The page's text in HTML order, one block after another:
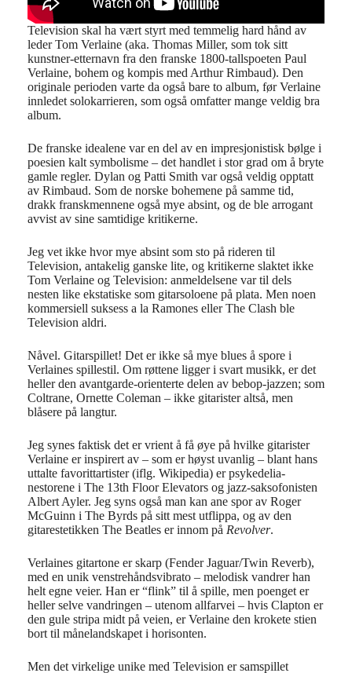
Television skal ha vært styrt med temmelig hard hånd av
leder Tom Verlaine (aka. Thomas Miller, som tok sitt
kunstner-etternavn fra den franske 1800-tallspoeten Paul
Verlaine, bohem og kompis med Arthur Rimbaud). Den
originale perioden varte da også bare to album, før Verlaine
innledet solokarrieren, som også omfatter mange veldig bra
album.
De franske idealene var en del av en impresjonistisk bølge i
poesien kalt symbolisme – det handlet i stor grad om å bryte
gamle regler. Dylan og Patti Smith var også veldig opptatt
av Rimbaud. Som de norske bohemene på samme tid,
drakk franskmennene også mye absint, og de ble arrogant
avvist av sine samtidige kritikerne.
Jeg vet ikke hvor mye absint som sto på rideren til
Television, antakelig ganske lite, og kritikerne slaktet ikke
Tom Verlaine og Television: anmeldelsene var til dels
nesten like ekstatiske som gitarsoloene på plata. Men noen
kommersiell suksess a la Ramones eller The Clash ble
Television aldri.
Nåvel. Gitarspillet! Det er ikke så mye blues å spore i
Verlaines spillestil. Om røttene ligger i svart musikk, er det
heller den avantgarde-orienterte delen av bebop-jazzen; som
Coltrane, Ornette Coleman – ikke gitarister altså, men
blåsere på langtur.
Jeg synes faktisk det er vrient å få øye på hvilke gitarister
Verlaine er inspirert av – som er høyst uvanlig – blant hans
uttalte favorittartister (iflg. Wikipedia) er psykedelia-
nestorene i The 13th Floor Elevators og jazz-saksofonisten
Albert Ayler. Jeg syns også man kan ane spor av Roger
McGuinn i The Byrds på sitt mest utflippa, og av den
gitarestetikken The Beatles er innom på Revolver.
Verlaines gitartone er skarp (Fender Jaguar/Twin Reverb),
med en unik venstrehåndsvibrato – melodisk vandrer han
helt egne veier. Han er “flink” til å spille, men poenget er
heller selve vandringen – utenom allfarvei – hvis Clapton er
den gule stripa midt på veien, er Verlaine den krokete stien
bort til månelandskapet i horisonten.
Men det virkelige unike med Television er samspillet